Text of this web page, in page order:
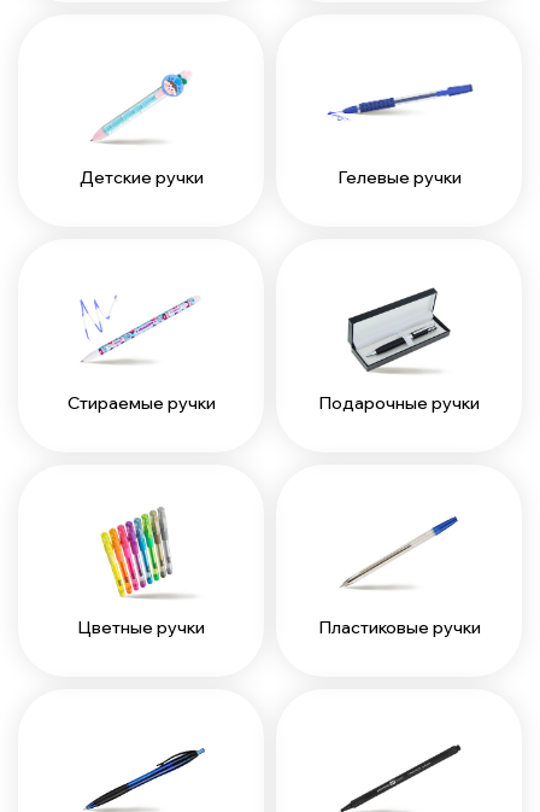
Детские ручки Гелевые ручки
Стираемые ручки Подарочные ручки
Цветные ручки Пластиковые ручки